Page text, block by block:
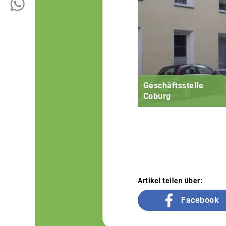
Geschäftsstelle
Coburg
Artikel teilen über:
Facebook